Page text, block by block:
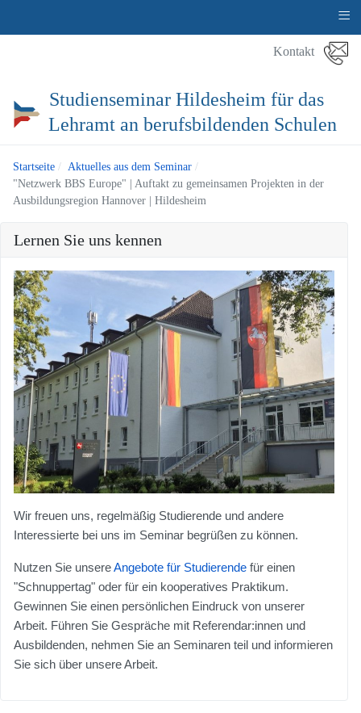
Kontakt
Studienseminar Hildesheim für das
Lehramt an berufsbildenden Schulen
Startseite
Aktuelles aus dem Seminar
"Netzwerk BBS Europe" | Auftakt zu gemeinsamen Projekten in der
Ausbildungsregion Hannover | Hildesheim
Lernen Sie uns kennen
Wir freuen uns, regelmäßig Studierende und andere
Interessierte bei uns im Seminar begrüßen zu können.
Nutzen Sie unsereAngebote für Studierende für einen
"Schnuppertag" oder für ein kooperatives Praktikum.
Gewinnen Sie einen persönlichen Eindruck von unserer
Arbeit. Führen Sie Gespräche mit Referendar:innen und
Ausbildenden, nehmen Sie an Seminaren teil und informieren
Sie sich über unsere Arbeit.
≡